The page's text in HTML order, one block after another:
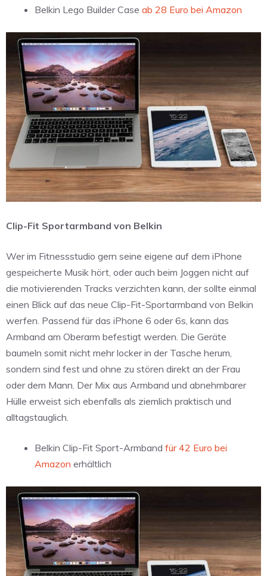
Belkin Lego Builder Case ab 28 Euro bei Amazon
Clip-Fit Sportarmband von Belkin
Wer im Fitnessstudio gern seine eigene auf dem iPhone
gespeicherte Musik hört, oder auch beim Joggen nicht auf
die motivierenden Tracks verzichten kann, der sollte einmal
einen Blick auf das neue Clip-Fit-Sportarmband von Belkin
werfen. Passend für das iPhone 6 oder 6s, kann das
Armband am Oberarm befestigt werden. Die Geräte
baumeln somit nicht mehr locker in der Tasche herum,
sondern sind fest und ohne zu stören direkt an der Frau
oder dem Mann. Der Mix aus Armband und abnehmbarer
Hülle erweist sich ebenfalls als ziemlich praktisch und
alltagstauglich.
Belkin Clip-Fit Sport-Armband für 42 Euro bei
Amazon erhältlich